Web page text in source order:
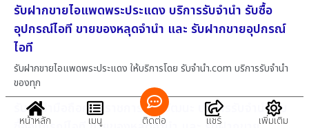
รับฝากขายไอแพดพระประแดง บริการรับจำนำ รับซื้อ
อุปกรณ์ไอที ขายของหลุดจำนำ และ รับฝากขายอุปกรณ์
ไอที
รับฝากขายไอแพดพระประแดง ให้บริการโดย รับจํานํา.com บริการรับจำนำ
ของทุก
รับจำนำมือถือศูนย์ราชการแจ้งวัฒนะ บริการรับจำนำ รับ
หน้าหลัก เมนู ติดต่อ แชร์ เพิ่มเติม